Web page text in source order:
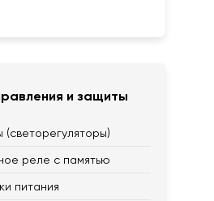
и защиты
(светорегуляторы)
реле с памятью
питания